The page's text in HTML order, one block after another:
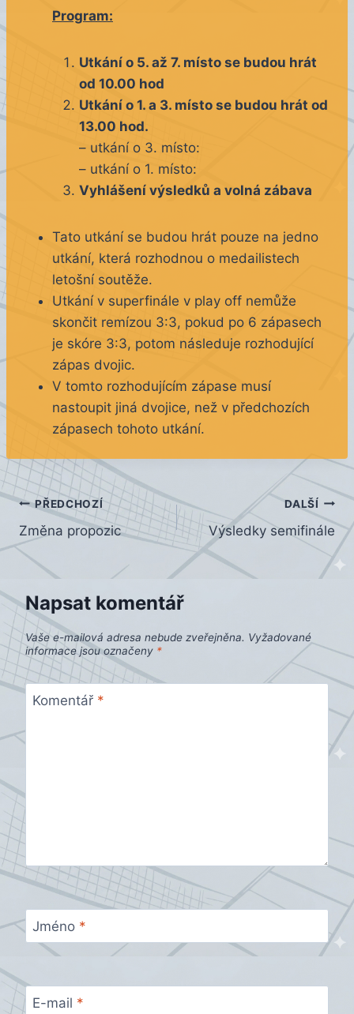
Program:
Utkání o 5. až 7. místo se budou hrát
od 10.00 hod
Utkání o 1. a 3. místo se budou hrát od
13.00 hod.
– utkání o 3. místo:
– utkání o 1. místo:
Vyhlášení výsledků a volná zábava
Tato utkání se budou hrát pouze na jedno
utkání, která rozhodnou o medailistech
letošní soutěže.
Utkání v superfinále v play off nemůže
skončit remízou 3:3, pokud po 6 zápasech
je skóre 3:3, potom následuje rozhodující
zápas dvojic.
V tomto rozhodujícím zápase musí
nastoupit jiná dvojice, než v předchozích
zápasech tohoto utkání.
Navigace
pro
příspěvek
PŘEDCHOZÍ
Změna propozic
DALŠÍ
Výsledky semifinále
Napsat komentář
Vaše e-mailová adresa nebude zveřejněna. Vyžadované
informace jsou označeny *
Komentář *
Jméno *
E-mail *